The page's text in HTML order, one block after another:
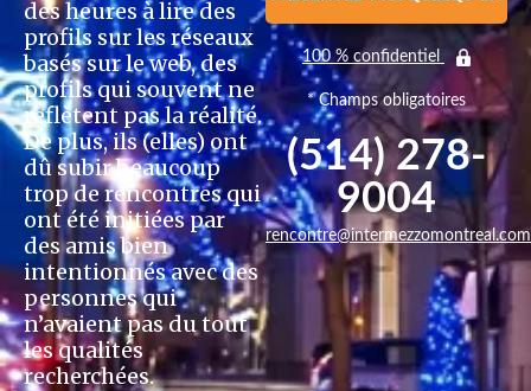
des heures à lire des
profils sur les réseaux
basés sur le web, des
profils qui souvent ne
reflètent pas la réalité.
De plus, ils (elles) ont
dû subir beaucoup
trop de rencontres qui
ont été initiées par
des amis bien
intentionnés avec des
personnes qui
n’avaient pas du tout
les qualités
recherchées.
100 % confidentiel
* Champs obligatoires
(514) 278-
9004
rencontre@intermezzomontreal.com